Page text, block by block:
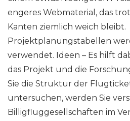
engeres Webmaterial, das
Kanten ziemlich weich bleibt.
Projektplanungstabellen
verwendet. Ideen – Es hilft
das Projekt und die
Sie die Struktur der
untersuchen, werden Sie
Billigfluggesellschaften im